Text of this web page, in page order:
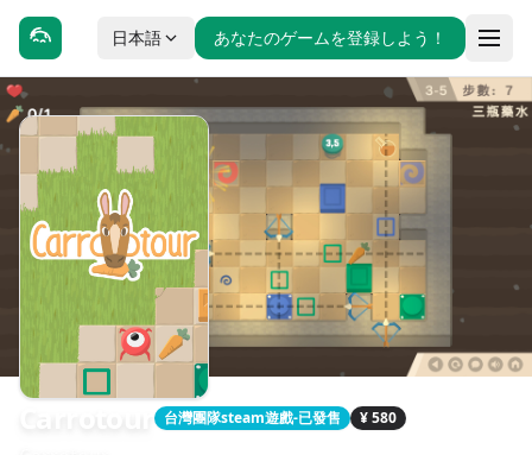
日本語 あなたのゲームを登録しよう！
台灣團隊steam遊戲-已發售 ¥ 580